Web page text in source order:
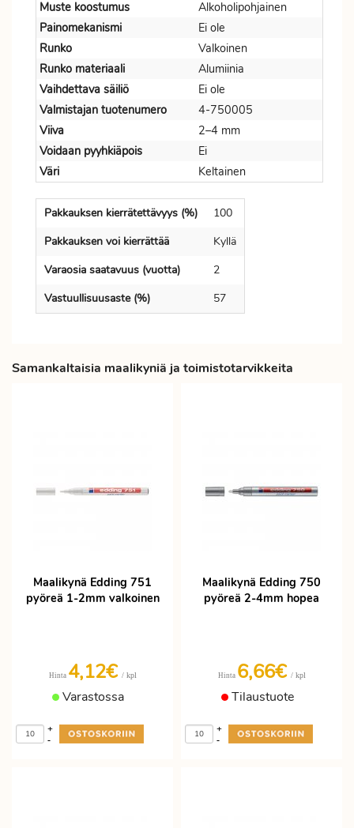
Muste koostumus
Alkoholipohjainen
Painomekanismi
Ei ole
Runko
Valkoinen
Runko materiaali
Alumiinia
Vaihdettava säiliö
Ei ole
Valmistajan tuotenumero
4-750005
Viiva
2–4 mm
Voidaan pyyhkiäpois
Ei
Väri
Keltainen
Pakkauksen kierrätettävyys (%)
100
Pakkauksen voi kierrättää
Kyllä
Varaosia saatavuus (vuotta)
2
Vastuullisuusaste (%)
57
Samankaltaisia maalikyniä ja toimistotarvikkeita
Maalikynä Edding 751
pyöreä 1-2mm valkoinen
Hinta 4,12€ / kpl
Varastossa
-
+
Maalikynä Edding 750
pyöreä 2-4mm hopea
Hinta 6,66€ / kpl
Tilaustuote
-
+